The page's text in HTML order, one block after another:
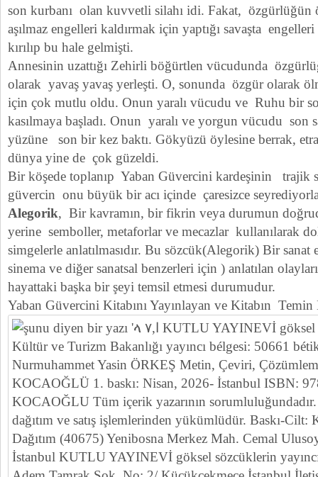
son kurbanı olan kuvvetli silahı idi. Fakat, özgürlüğün
aşılmaz engelleri kaldırmak için yaptığı savaşta
kırılıp bu hale gelmişti.
Annesinin uzattığı Zehirli böğürtlen vücudunda
olarak yavaş yavaş yerleşti. O, sonunda özgür olarak
için çok mutlu oldu. Onun yaralı vücudu ve Ruhu bir
kasılmaya başladı. Onun yaralı ve yorgun vücudu son
yüzüne son bir kez baktı. Gökyüzü öylesine berrak,
dünya yine de çok güzeldi.
Bir köşede toplanıp Yaban Güvercini kardeşinin trajik
güvercin onu büyük bir acı içinde çaresizce
Alegorik, Bir kavramın, bir fikrin veya durumun
yerine semboller, metaforlar ve mecazlar kullanılarak
simgelerle anlatılmasıdır. Bu sözcük(Alegorik) Bir sanat
sinema ve diğer sanatsal benzerleri için ) anlatılan
hayattaki başka bir şeyi temsil etmesi durumudur.
Yaban Güvercini Kitabını Yayınlayan ve Kitabın